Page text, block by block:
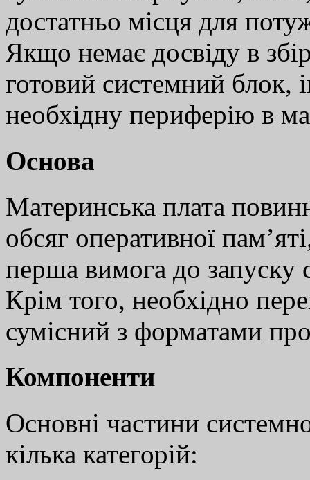
достатньо місця для
Якщо немає досвіду в
готовий системний блок,
необхідну периферію в
Основа
Материнська плата
обсяг оперативної
перша вимога до запуску
Крім того, необхідно
сумісний з форматами
Компоненти
Основні частини
кілька категорій: